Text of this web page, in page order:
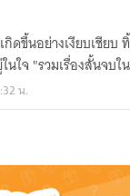
ดขึ้นอย่างเงียบเชียบ
ใจ "รวมเรื่องสั้นจบใ
น.